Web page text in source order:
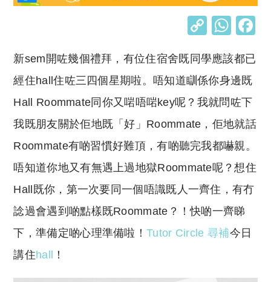
C
p
y
Li
n
k
W
at
s
A
p
p
新sem開咗幾個禮拜，有位住宿舍既同學應該都已
經住hall住咗三四個星期啦。唔知道瞓係你身邊既
Hall Roommate同你又啱唔啱key呢？我就問咗下
我既朋友關於佢地既「好」Roommate，佢地就話
Roommate有啲習慣好難頂，有啲聽完我都嚇親。
唔知道你地又有無遇上過地獄Roommate呢？想住
Hall既你，第一次要同一個唔識既人一齊住，有冇
諗過會遇到啲點樣既Roommate？！快啲一齊睇
下，準備定啲心理準備啦！Tutor Circle 尋補今日
講住hall ！